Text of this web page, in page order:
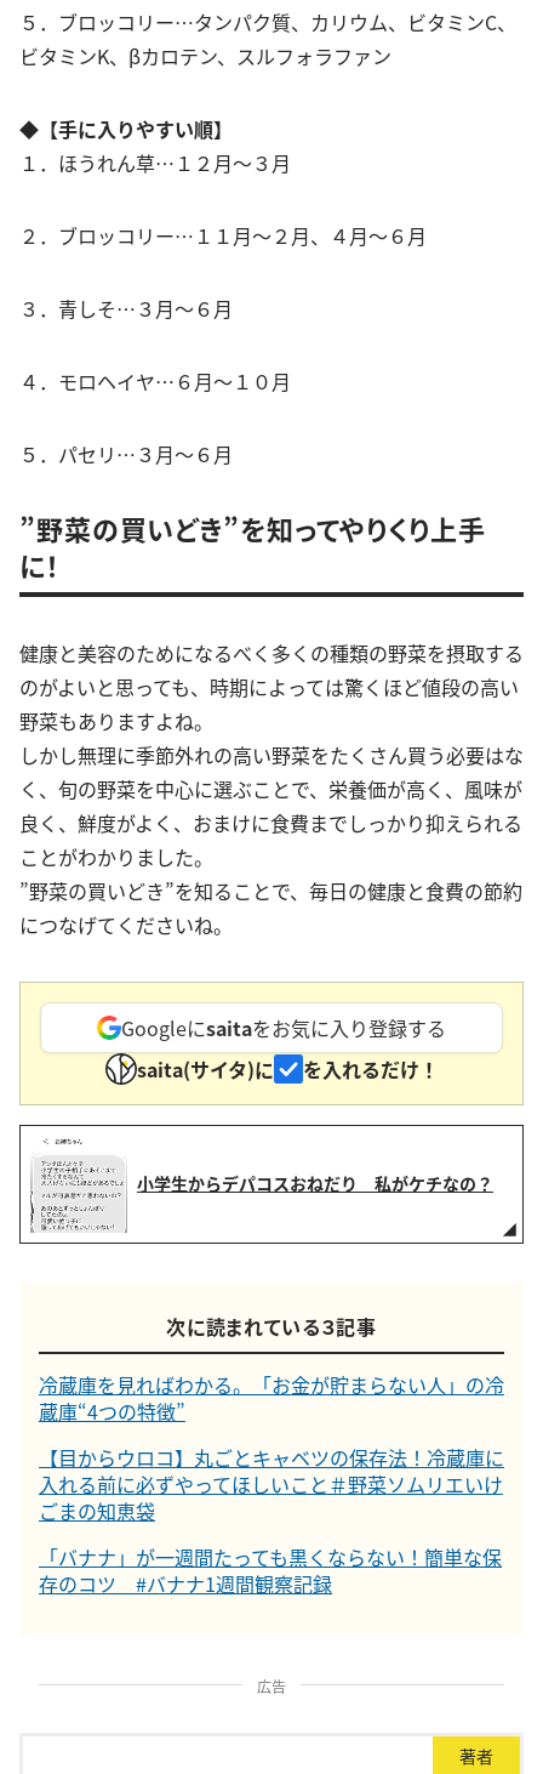
５．ブロッコリー…タンパク質、カリウム、ビタミンC、
ビタミンK、βカロテン、スルフォラファン
◆【手に入りやすい順】
１．ほうれん草…１２月～３月
２．ブロッコリー…１１月～２月、４月～６月
３．青しそ…３月～６月
４．モロヘイヤ…６月～１０月
５．パセリ…３月～６月
”野菜の買いどき”を知ってやりくり上手
に！
健康と美容のためになるべく多くの種類の野菜を摂取する
のがよいと思っても、時期によっては驚くほど値段の高い
野菜もありますよね。
しかし無理に季節外れの高い野菜をたくさん買う必要はな
く、旬の野菜を中心に選ぶことで、栄養価が高く、風味が
良く、鮮度がよく、おまけに食費までしっかり抑えられる
ことがわかりました。
”野菜の買いどき”を知ることで、毎日の健康と食費の節約
につなげてくださいね。
Googleにsaitaをお気に入り登録する
saita(サイタ)に
を入れるだけ！
小学生からデパコスおねだり 私がケチなの？
次に読まれている３記事
冷蔵庫を見ればわかる。「お金が貯まらない人」の冷
蔵庫“4つの特徴”
【目からウロコ】丸ごとキャベツの保存法！冷蔵庫に
入れる前に必ずやってほしいこと＃野菜ソムリエいけ
ごまの知恵袋
「バナナ」が一週間たっても黒くならない！簡単な保
存のコツ #バナナ1週間観察記録
広告
著者